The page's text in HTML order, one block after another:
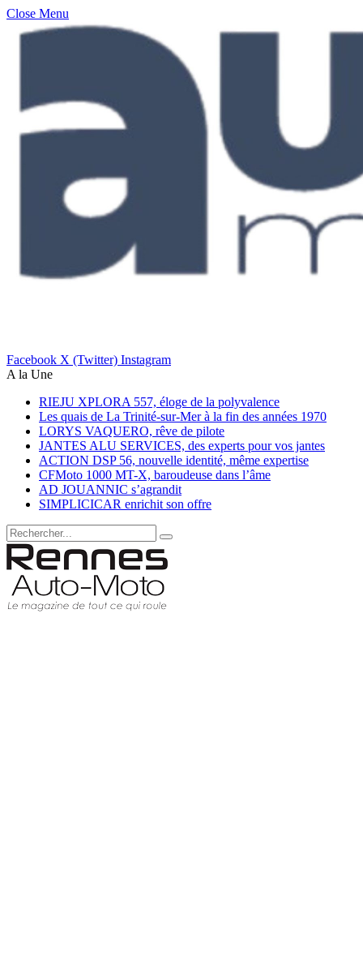
Close Menu
Facebook X (Twitter) Instagram
A la Une
RIEJU XPLORA 557, éloge de la polyvalence
Les quais de La Trinité-sur-Mer à la fin des années 1970
LORYS VAQUERO, rêve de pilote
JANTES ALU SERVICES, des experts pour vos jantes
ACTION DSP 56, nouvelle identité, même expertise
CFMoto 1000 MT-X, baroudeuse dans l’âme
AD JOUANNIC s’agrandit
SIMPLICICAR enrichit son offre